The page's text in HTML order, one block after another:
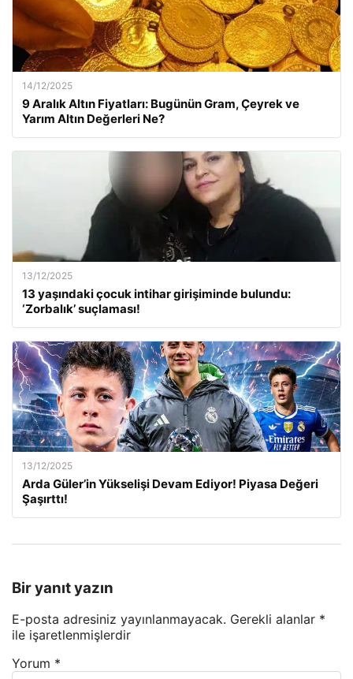
14/12/2025
9 Aralık Altın Fiyatları: Bugünün Gram, Çeyrek ve
Yarım Altın Değerleri Ne?
13/12/2025
13 yaşındaki çocuk intihar girişiminde bulundu:
‘Zorbalık’ suçlaması!
13/12/2025
Arda Güler’in Yükselişi Devam Ediyor! Piyasa Değeri
Şaşırttı!
Bir yanıt yazın
E-posta adresiniz yayınlanmayacak. Gerekli alanlar *
ile işaretlenmişlerdir
Yorum *